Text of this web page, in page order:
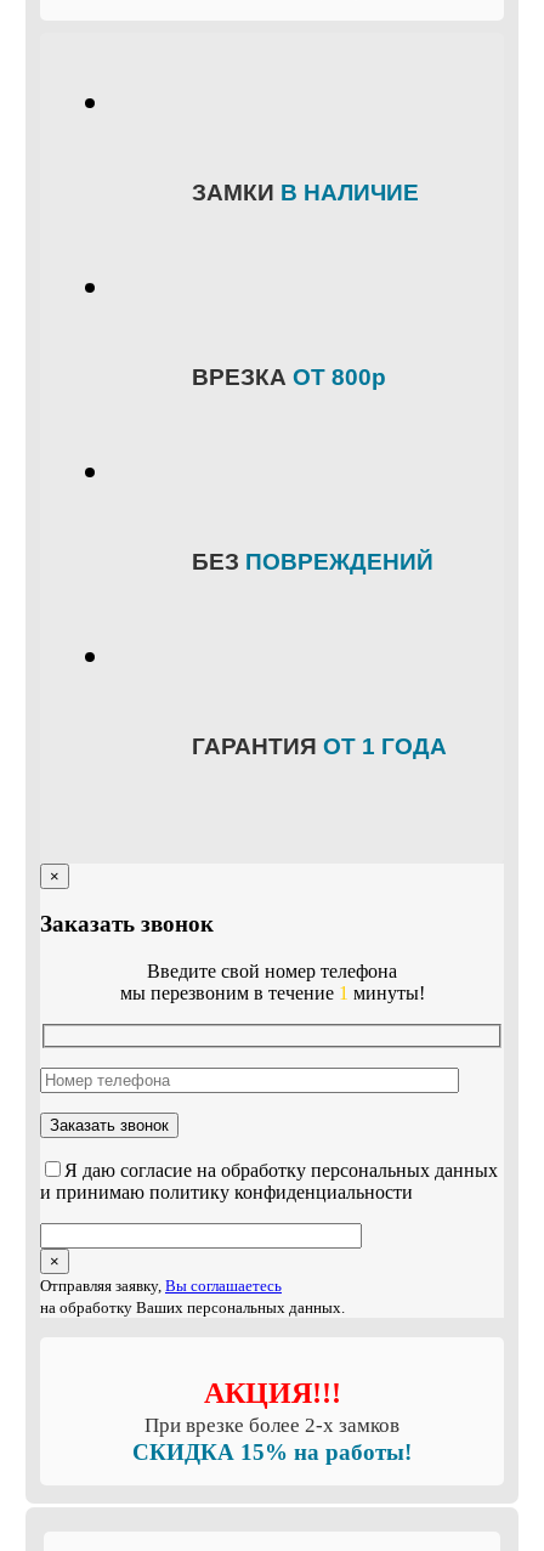
ЗАМКИ В НАЛИЧИЕ
ВРЕЗКА ОТ 800р
БЕЗ ПОВРЕЖДЕНИЙ
ГАРАНТИЯ ОТ 1 ГОДА
×
Заказать звонок
Введите свой номер телефона
мы перезвоним в течение 1 минуты!
Я даю согласие на обработку персональных данных
и принимаю политику конфиденциальности
×
Отправляя заявку, Вы соглашаетесь
на обработку Ваших персональных данных.
АКЦИЯ!!!
При врезке более 2-х замков
СКИДКА 15% на работы!